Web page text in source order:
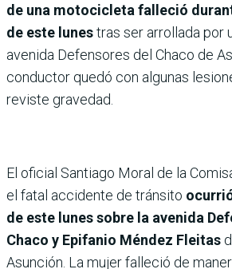
de una motocicleta falleció
de este lunestras ser arrollada por
avenida Defensores del Chaco de
conductor quedó con algunas
reviste gravedad.
El oficial Santiago Moral de la
el fatal accidente de tránsito
de este lunes sobre la avenida
Chaco y Epifanio Méndez Fleitas
Asunción. La mujer falleció de